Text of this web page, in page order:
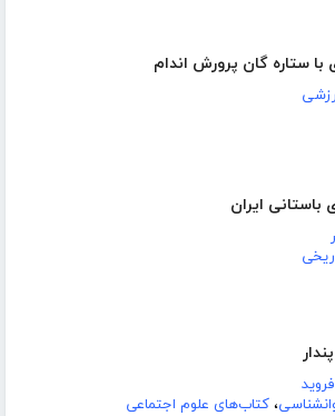
ستاره گان پرورش اندام
باستانی ایران
، کتاب‌های علوم اجتماعی